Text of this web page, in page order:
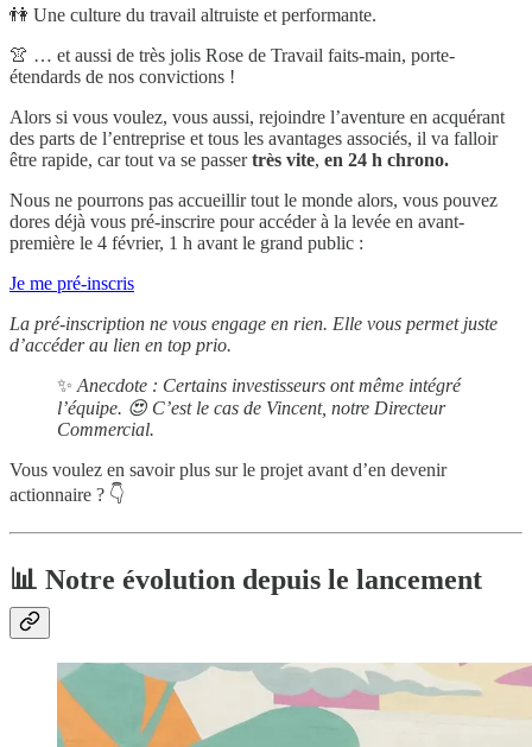
👫 Une culture du travail altruiste et performante.
👚 … et aussi de très jolis Rose de Travail faits-main, porte-
étendards de nos convictions !
Alors si vous voulez, vous aussi, rejoindre l’aventure en acquérant
des parts de l’entreprise et tous les avantages associés, il va falloir
être rapide, car tout va se passertrès vite, en 24 h chrono.
Nous ne pourrons pas accueillir tout le monde alors, vous pouvez
dores déjà vous pré-inscrire pour accéder à la levée en avant-
première le 4 février, 1 h avant le grand public :
Je me pré-inscris
La pré-inscription ne vous engage en rien. Elle vous permet juste
d’accéder au lien en top prio.
✨ Anecdote : Certains investisseurs ont même intégré
l’équipe. 😍 C’est le cas de Vincent, notre Directeur
Commercial.
Vous voulez en savoir plus sur le projet avant d’en devenir
actionnaire ? 👇
📊 Notre évolution depuis le lancement